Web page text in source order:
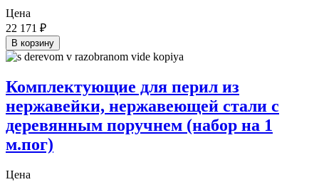
Цена
22 171 ₽
В корзину
Комплектующие для перил из
нержавейки, нержавеющей стали с
деревянным поручнем (набор на 1
м.пог)
Цена